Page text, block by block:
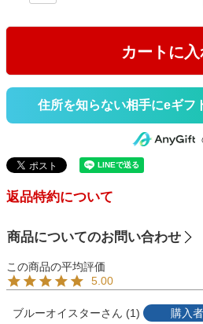
カートに
住所を知らない相手にeギフ
返品特約について
商品についてのお問い合わせ
5.00
ブルーオイスター 1 購入者